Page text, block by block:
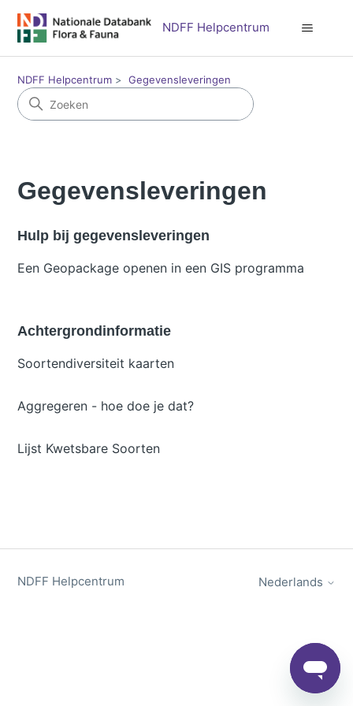
NDFF Helpcentrum
NDFF Helpcentrum Gegevensleveringen
Gegevensleveringen
Hulp bij gegevensleveringen
Een Geopackage openen in een GIS programma
Achtergrondinformatie
Soortendiversiteit kaarten
Aggregeren - hoe doe je dat?
Lijst Kwetsbare Soorten
NDFF Helpcentrum Nederlands